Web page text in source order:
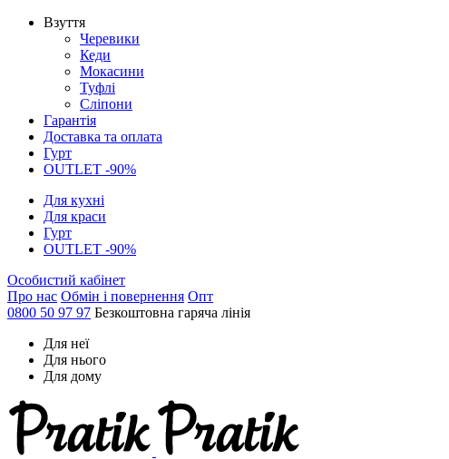
Взуття
Черевики
Кеди
Мокасини
Туфлі
Сліпони
Гарантія
Доставка та оплата
Гурт
OUTLET -90%
Для кухні
Для краси
Гурт
OUTLET -90%
Особистий кабінет
Про нас Обмін і повернення Опт
0800 50 97 97 Безкоштовна гаряча лінія
Для неї
Для нього
Для дому